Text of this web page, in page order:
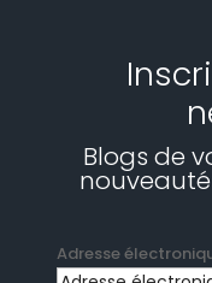
Blogs de
Adresse